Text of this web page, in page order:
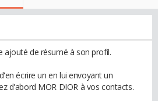
ajouté de résumé à son profil.
écrire un en lui envoyant un
d'abord MOR DIOR à vos contacts.